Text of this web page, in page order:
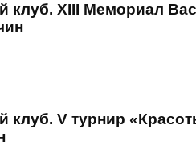
клуб. XIII Мемориал
клуб. V турнир